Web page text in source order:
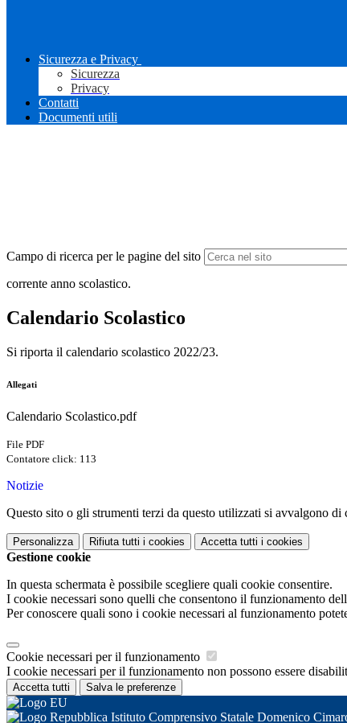
Sicurezza e Privacy
Sicurezza
Privacy
Contatti
Documenti utili
Campo di ricerca per le pagine del sito
corrente anno scolastico.
Calendario Scolastico
Si riporta il calendario scolastico 2022/23.
Allegati
Calendario Scolastico.pdf
File PDF
Contatore click: 113
Notizie
Questo sito o gli strumenti terzi da questo utilizzati si avvalgono
Personalizza Rifiuta tutti i cookies Accetta tutti i cookies
Gestione cookie
In questa schermata è possibile scegliere quali cookie consentire.
I cookie necessari sono quelli che consentono il funzionamento
Per conoscere quali sono i cookie necessari al funzionamento
Cookie necessari per il funzionamento
I cookie necessari per il funzionamento non possono essere
Accetta tutti Salva le preferenze
Istituto Comprensivo Statale Domenico